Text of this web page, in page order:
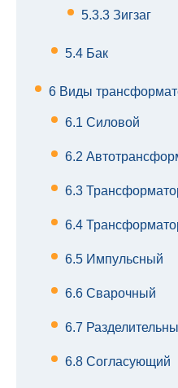
5.3.3 Зигзаг
5.4 Бак
6 Виды
6.1 Силовой
6.2
6.3
6.4
6.5 Импульсный
6.6 Сварочный
6.7
6.8 Согласующий